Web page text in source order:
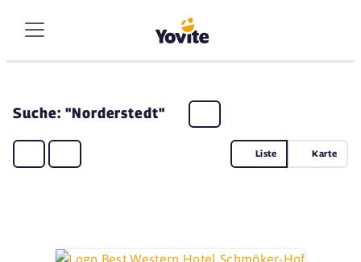
Suche: "Norderstedt"
Liste Karte